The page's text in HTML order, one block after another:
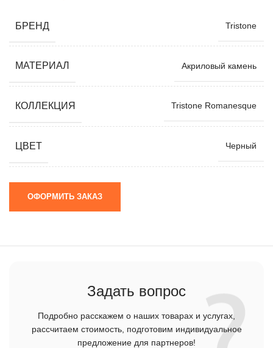
БРЕНД Tristone
МАТЕРИАЛ Акриловый камень
КОЛЛЕКЦИЯ Tristone Romanesque
ЦВЕТ Черный
ОФОРМИТЬ ЗАКАЗ
Задать вопрос
Подробно расскажем о наших товарах и услугах,
рассчитаем стоимость, подготовим индивидуальное
предложение для партнеров!